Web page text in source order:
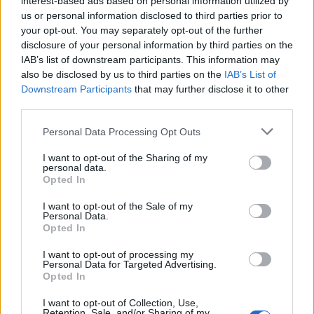
us or personal information disclosed to third parties prior to
your opt-out. You may separately opt-out of the further
disclosure of your personal information by third parties on the
IAB’s list of downstream participants. This information may
also be disclosed by us to third parties on the IAB’s List of
Downstream Participants that may further disclose it to other
Personal Data Processing Opt Outs
I want to opt-out of the Sharing of my
personal data.
Opted In
I want to opt-out of the Sale of my
Personal Data.
Opted In
I want to opt-out of processing my
Personal Data for Targeted Advertising.
Opted In
I want to opt-out of Collection, Use,
nueva parada en un punto cercano a la Base Naval,
aproximadamente en el número 3 de la avenida Mesa y
López, lo que facilitará su desplazamiento por la vía
comercial. La parada previa se realizará junto al
Mercado Central, en la calle Galicia, y la parada
posterior, en el final de cabecera, en el Intercambiador
de Santa Catalina.
próximas semanas un seguimiento minucioso del
López al objeto de detectar y subsanar las incidencias
que se generen.
[FOTO: Ténicos de Guaguas Municipales y Geursa,
junto a un vehículo articulado, durante las
pruebas que se realizaron la semana pasada en la
avenida Mesa y López]